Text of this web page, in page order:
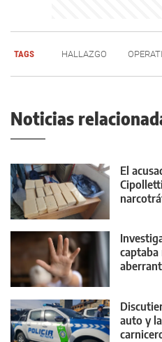
TAGS HALLAZGO
Noticias
El
captaba
auto y